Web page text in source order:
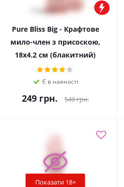
Pure Bliss Big - Крафтове
мило-член з присоскою,
18х4.2 см (блакитний)
Є в наяності
249 грн. 549грн.
Показати 18+